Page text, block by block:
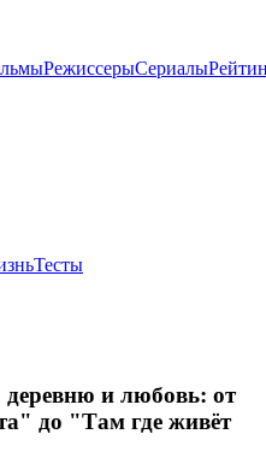
РежиссерыСериалы
Тесты
деревню и любовь: от
до "Там где живёт